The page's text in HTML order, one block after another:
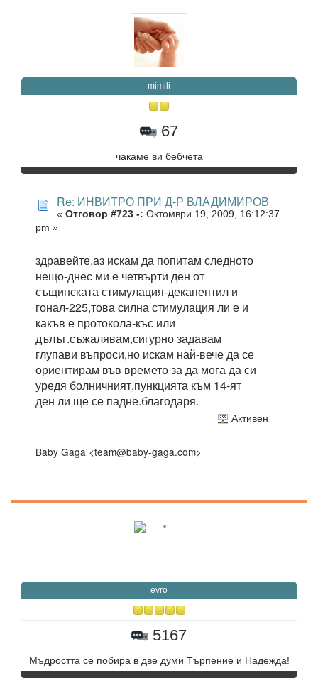
mimili
67
чакаме ви бебчета
Re: ИНВИТРО ПРИ Д-Р ВЛАДИМИРОВ
« Отговор #723 -: Октомври 19, 2009, 16:12:37
pm »
здравейте,аз искам да попитам следното
нещо-днес ми е четвърти ден от
същинската стимулация-декапептил и
гонал-225,това силна стимулация ли е и
какъв е протокола-къс или
дълъг.съжалявам,сигурно задавам
глупави въпроси,но искам най-вече да се
ориентирам във времето за да мога да си
уредя болничният,пункцията към 14-ят
ден ли ще се падне.благодаря.
Активен
Baby Gaga <team@baby-gaga.com>
evro
5167
Мъдростта се побира в две думи Търпение и Надежда!